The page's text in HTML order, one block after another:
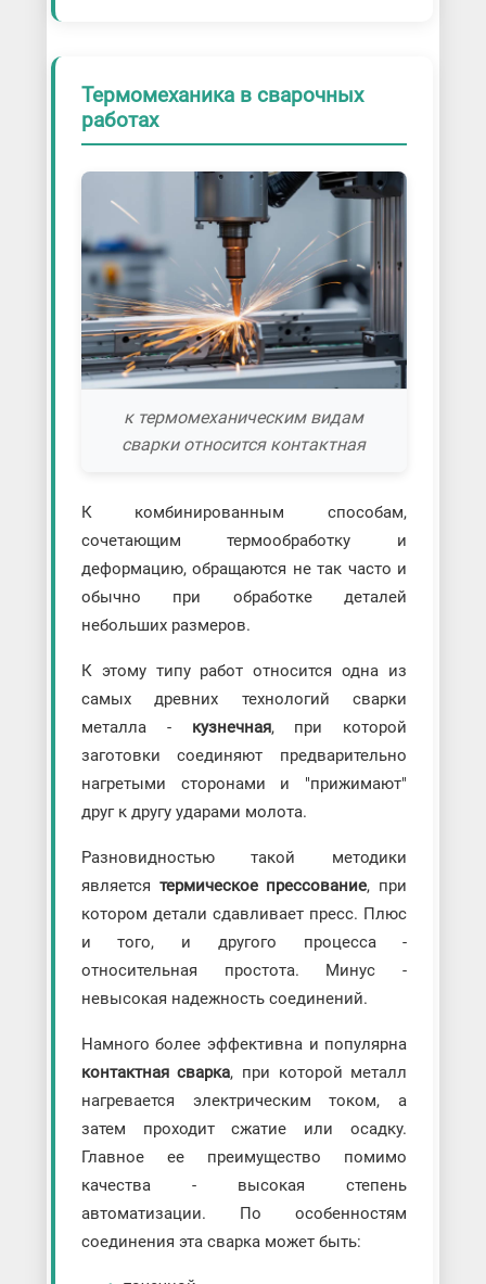
Термомеханика в сварочных
работах
к термомеханическим видам
сварки относится контактная
К комбинированным способам,
сочетающим термообработку и
деформацию, обращаются не так часто и
обычно при обработке деталей
небольших размеров.
К этому типу работ относится одна из
самых древних технологий сварки
металла - кузнечная, при которой
заготовки соединяют предварительно
нагретыми сторонами и "прижимают"
друг к другу ударами молота.
Разновидностью такой методики
является термическое прессование, при
котором детали сдавливает пресс. Плюс
и того, и другого процесса -
относительная простота. Минус -
невысокая надежность соединений.
Намного более эффективна и популярна
контактная сварка, при которой металл
нагревается электрическим током, а
затем проходит сжатие или осадку.
Главное ее преимущество помимо
качества - высокая степень
автоматизации. По особенностям
соединения эта сварка может быть: